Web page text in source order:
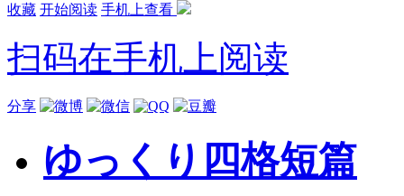
收藏 开始阅读 手机上查看
扫码在手机上阅读
分享
ゆっくり四格短篇